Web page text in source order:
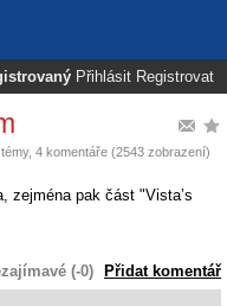
Přihlásit Registrovat
, 4 komentáře (2543 zobrazení)
zejména pak část "Vista’s
(-0) Přidat komentář